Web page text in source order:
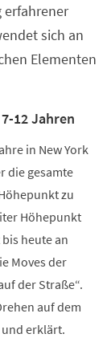
erfahrener
sich an
Elementen
12 Jahren
in New York
die gesamte
zu
Höhepunkt
heute an
Moves der
der Straße“.
auf dem
erklärt.